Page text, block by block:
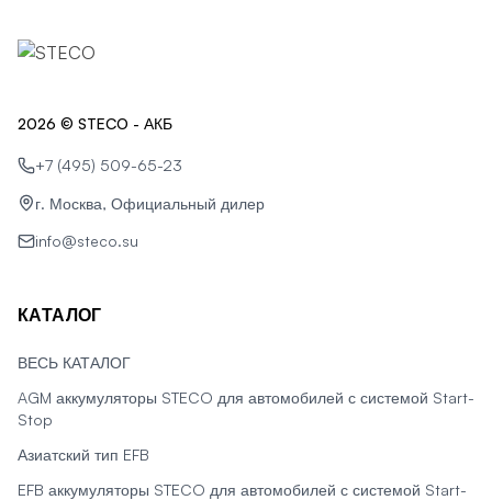
2026 © STECO - АКБ
+7 (495) 509-65-23
г. Москва, Официальный дилер
info@steco.su
КАТАЛОГ
ВЕСЬ КАТАЛОГ
AGM аккумуляторы STECO для автомобилей с системой Start-
Stop
Азиатский тип EFB
EFB аккумуляторы STECO для автомобилей с системой Start-